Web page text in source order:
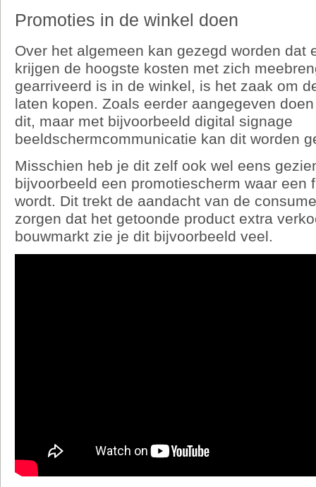
Promoties in de winkel doen
Over het algemeen kan gezegd worden dat
krijgen de hoogste kosten met zich
gearriveerd is in de winkel, is het zaak om
laten kopen. Zoals eerder aangegeven
dit, maar met bijvoorbeeld digital signage
beeldschermcommunicatie kan dit worden
Misschien heb je dit zelf ook wel eens
bijvoorbeeld een promotiescherm waar een
wordt. Dit trekt de aandacht van de
zorgen dat het getoonde product extra
bouwmarkt zie je dit bijvoorbeeld veel.